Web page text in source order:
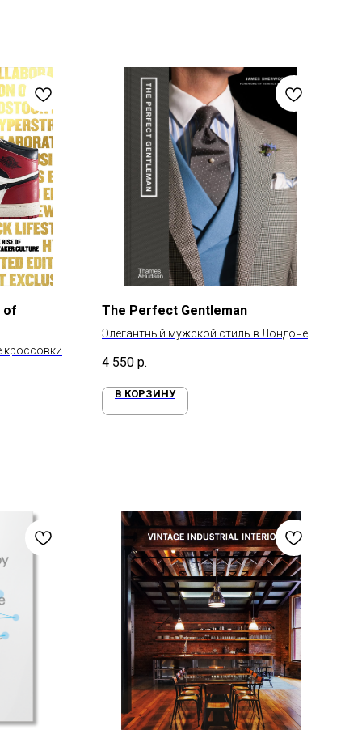
of The Perfect Gentleman
Элегантный мужской стиль в Лондоне
4 550 р.
В КОРЗИНУ